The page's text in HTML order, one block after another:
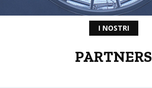
I NOSTRI
PARTNERS